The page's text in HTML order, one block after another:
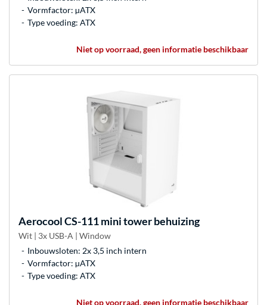
Vormfactor: µATX
Type voeding: ATX
Niet op voorraad, geen informatie beschikbaar
AerocoolCS-111 mini tower behuizing
Wit | 3x USB-A | Window
Inbouwsloten: 2x 3,5 inch intern
Vormfactor: µATX
Type voeding: ATX
Niet op voorraad, geen informatie beschikbaar